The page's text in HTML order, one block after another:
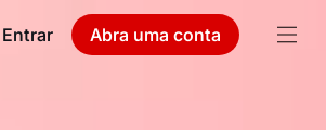
Entrar Abra uma conta